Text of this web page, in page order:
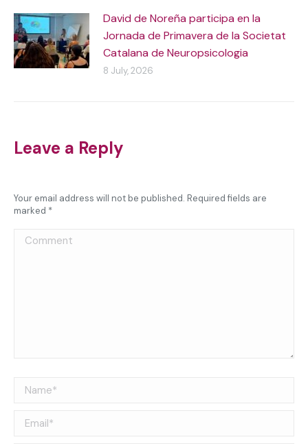
David de Noreña participa en la
Jornada de Primavera de la Societat
Catalana de Neuropsicologia
8 July, 2026
Leave a Reply
Your email address will not be published. Required fields are
marked *
Comment
Name *
Email *